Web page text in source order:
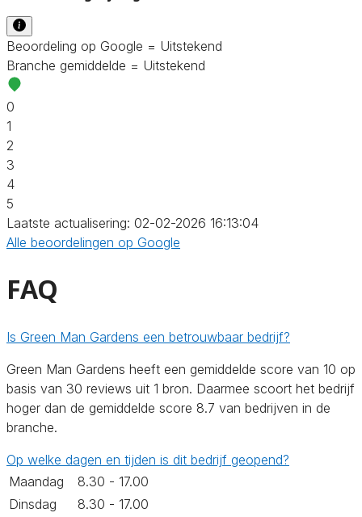
Beoordeling op Google = Uitstekend
Branche gemiddelde = Uitstekend
0
1
2
3
4
5
Laatste actualisering: 02-02-2026 16:13:04
Alle beoordelingen op Google
FAQ
Is Green Man Gardens een betrouwbaar bedrijf?
Green Man Gardens heeft een gemiddelde score van 10 op
basis van 30 reviews uit 1 bron. Daarmee scoort het bedrijf
hoger dan de gemiddelde score 8.7 van bedrijven in de
branche.
Op welke dagen en tijden is dit bedrijf geopend?
Maandag
8.30 - 17.00
Dinsdag
8.30 - 17.00